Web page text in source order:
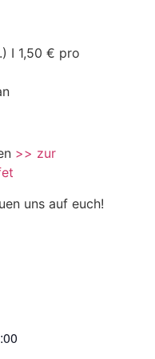
I 1,50 € pro
>> zur
uns auf euch!